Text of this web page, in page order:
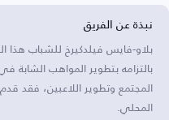
نبذة عن الفريق
بلاو-فايس فيلدكيرخ للشباب هذا
بالتزامه بتطوير المواهب الشابة
المجتمع وتطوير اللاعبين، فقد
المحلي.